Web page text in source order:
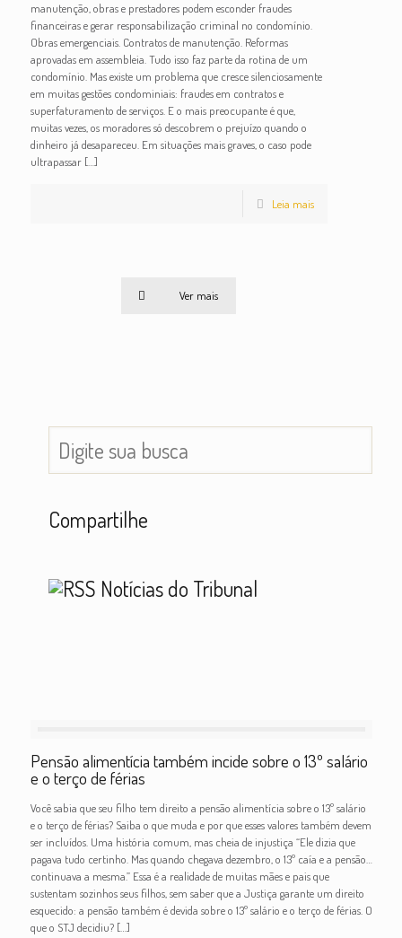
manutenção, obras e prestadores podem esconder fraudes
financeiras e gerar responsabilização criminal no condomínio.
Obras emergenciais. Contratos de manutenção. Reformas
aprovadas em assembleia. Tudo isso faz parte da rotina de um
condomínio. Mas existe um problema que cresce silenciosamente
em muitas gestões condominiais: fraudes em contratos e
superfaturamento de serviços. E o mais preocupante é que,
muitas vezes, os moradores só descobrem o prejuízo quando o
dinheiro já desapareceu. Em situações mais graves, o caso pode
ultrapassar[…]
Leia mais
Ver mais
Compartilhe
Notícias do Tribunal
Pensão alimentícia também incide sobre o 13º salário
e o terço de férias
Você sabia que seu filho tem direito a pensão alimentícia sobre o 13º salário
e o terço de férias? Saiba o que muda e por que esses valores também devem
ser incluídos. Uma história comum, mas cheia de injustiça “Ele dizia que
pagava tudo certinho. Mas quando chegava dezembro, o 13º caía e a pensão…
continuava a mesma.” Essa é a realidade de muitas mães e pais que
sustentam sozinhos seus filhos, sem saber que a Justiça garante um direito
esquecido: a pensão também é devida sobre o 13º salário e o terço de férias. O
que o STJ decidiu?[…]